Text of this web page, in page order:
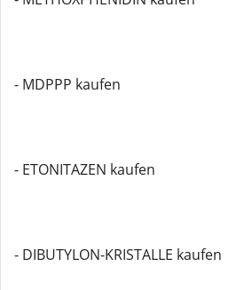
- MDPPP kaufen
- ETONITAZEN kaufen
- DIBUTYLON-KRISTALLE kaufen